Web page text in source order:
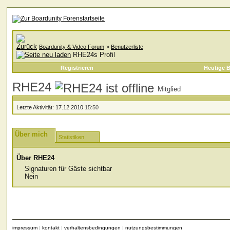
Boardunity & Video Forum » Benutzerliste
RHE24s Profil
Registrieren Heutige
RHE24 Mitglied
Letzte Aktivität: 17.12.2010 15:50
Über mich Statistiken
Über RHE24
Signaturen für Gäste sichtbar
Nein
impressum | kontakt | verhaltensbedingungen | nutzungsbestimmungen